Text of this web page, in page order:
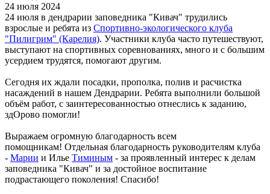
24 июля 2024
24 июля в дендрарии заповедника "Кивач" трудились
взрослые и ребята из Спортивно-экологического клуба
"Пилигрим" (Карелия). Участники клуба часто путешествуют,
выступают на спортивных соревнованиях, много и с большим
усердием трудятся, помогают другим.
Сегодня их ждали посадки, прополка, полив и расчистка
насаждений в нашем Дендрарии. Ребята выполнили большой
объём работ, с заинтересованностью отнеслись к заданию,
здОрово помогли!
Выражаем огромную благодарность всем
помощникам! Отдельная благодарность руководителям клуба
- Марии и Илье Тиминым - за проявленный интерес к делам
заповедника "Кивач" и за достойное воспитание
подрастающего поколения! Спасибо!